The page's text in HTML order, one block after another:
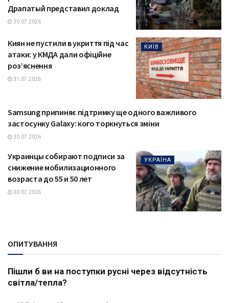
Драпатый представил доклад
30.07.2026
КИЇВ
Киян не пустили в укриття під час
атаки: у КМДА дали офіційне
роз’яснення
31.07.2026
ТЕХНОЛОГІЇ
Samsung припиняє підтримку ще одного важливого
застосунку Galaxy: кого торкнуться зміни
30.07.2026
УКРАЇНА
Украинцы собирают подписи за
снижение мобилизационного
возраста до 55 и 50 лет
30.07.2026
ОПИТУВАННЯ
Пішли б ви на поступки русні через відсутність
світла/тепла?